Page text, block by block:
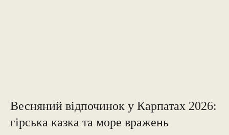
Весняний відпочинок у Карпатах 2026:
гірська казка та море вражень